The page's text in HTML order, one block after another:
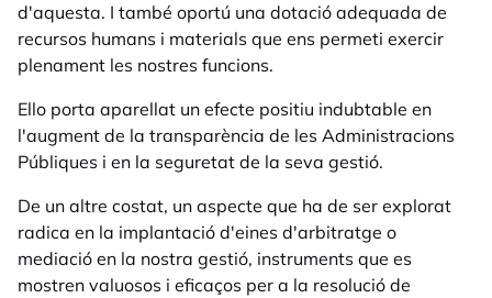
d'aquesta. I també oportú una dotació adequada de
recursos humans i materials que ens permeti exercir
plenament les nostres funcions.
Ello porta aparellat un efecte positiu indubtable en
l'augment de la transparència de les Administracions
Públiques i en la seguretat de la seva gestió.
De un altre costat, un aspecte que ha de ser explorat
radica en la implantació d'eines d'arbitratge o
mediació en la nostra gestió, instruments que es
mostren valuosos i eficaços per a la resolució de